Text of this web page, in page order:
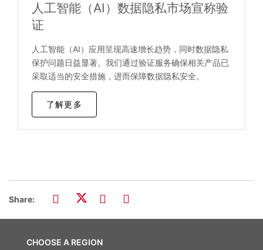
人工智能（AI）数据隐私市场宣称验
证
人工智能（AI）应用呈现高速增长趋势，同时数据隐私
保护问题日益显著。我们通过验证服务确保相关产品已
采取适当的安全措施，进而保障数据隐私安全。
了解更多
Share:
CHOOSE A REGION